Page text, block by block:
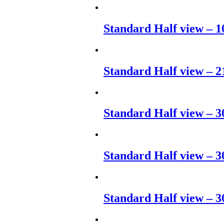
Standard Half view –
Standard Half view –
Standard Half view –
Standard Half view –
Standard Half view –